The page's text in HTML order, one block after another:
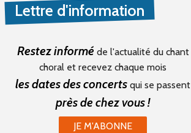
Lettre d'information
Restez informé de l'actualité du chant
choral et recevez chaque mois
les dates des concerts qui se passent
près de chez vous !
JE M'ABONNE